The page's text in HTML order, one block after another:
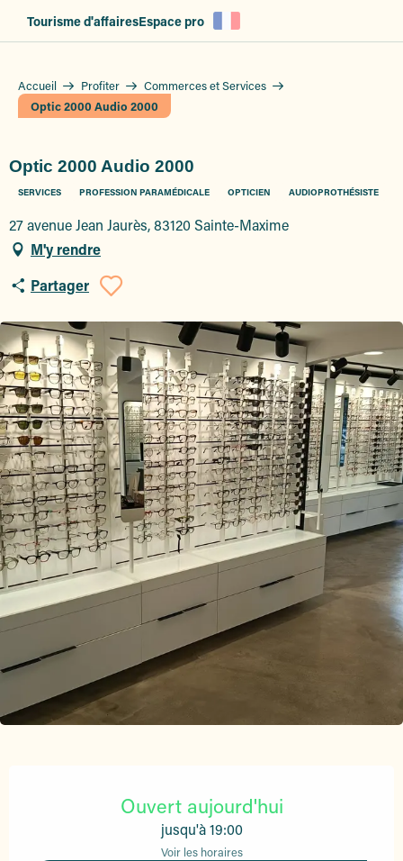
Tourisme d'affairesEspace pro
Accueil Profiter
Commerces et Services
Optic 2000 Audio 2000
Optic 2000 Audio 2000
SERVICES PROFESSION PARAMÉDICALE OPTICIEN AUDIOPROTHÉSISTE
27 avenue Jean Jaurès, 83120 Sainte-Maxime
M'y rendre
Partager
Ajouter aux favoris
Ouvert aujourd'hui
jusqu'à 19:00
Voir les horaires